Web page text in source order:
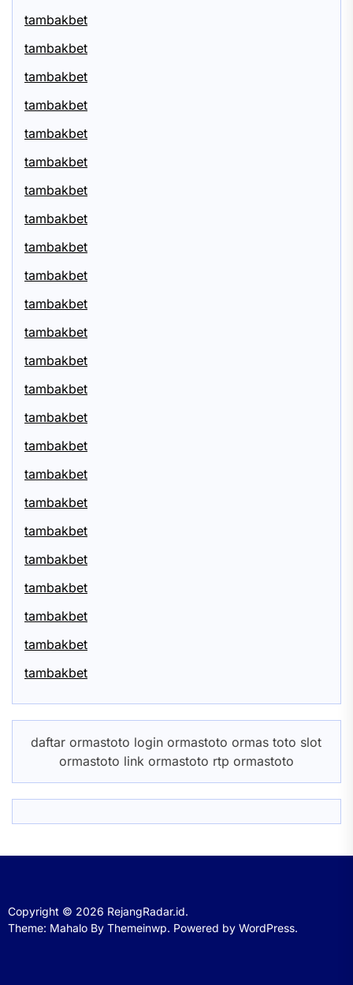
tambakbet
tambakbet
tambakbet
tambakbet
tambakbet
tambakbet
tambakbet
tambakbet
tambakbet
tambakbet
tambakbet
tambakbet
tambakbet
tambakbet
tambakbet
tambakbet
tambakbet
tambakbet
tambakbet
tambakbet
tambakbet
tambakbet
tambakbet
tambakbet
daftar ormastoto login ormastoto ormas toto slot
ormastoto link ormastoto rtp ormastoto
Copyright © 2026 RejangRadar.id.
Theme: Mahalo By Themeinwp. Powered by WordPress.